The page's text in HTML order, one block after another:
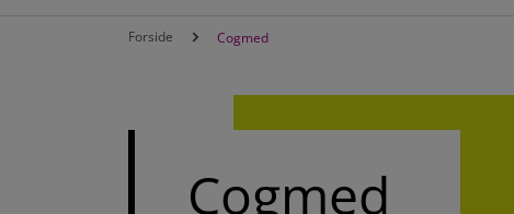
Forside Cogmed
Cogmed